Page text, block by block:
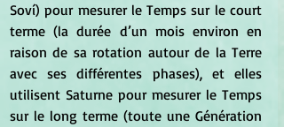
Soví) pour mesurer le Temps sur le court
terme (la durée d’un mois environ en
raison de sa rotation autour de la Terre
avec ses différentes phases), et elles
utilisent Saturne pour mesurer le Temps
sur le long terme (toute une Génération